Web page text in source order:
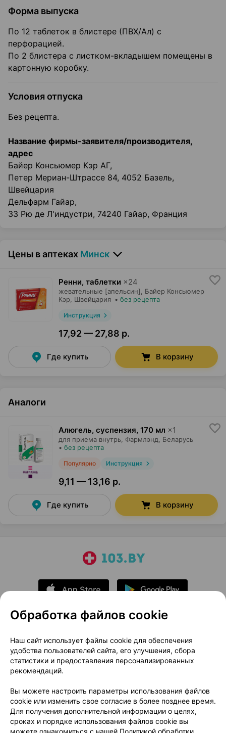
Форма выпуска
По 12 таблеток в блистере (ПВХ/Ал) с
перфорацией.
По 2 блистера с листком-вкладышем помещены в
картонную коробку.
Условия отпуска
Без рецепта.
Название фирмы-заявителя/производителя,
адрес
Байер Консьюмер Кэр АГ,
Петер Мериан-Штрассе 84, 4052 Базель,
Швейцария
Дельфарм Гайар,
33 Рю де Л'индустри, 74240 Гайар, Франция
Цены в аптеках Минск
Ренни, таблетки ×24
жевательные [апельсин], Байер Консьюмер
Кэр, Швейцария • без рецепта
Инструкция
17,92 — 27,88 р.
Где купить В корзину
Аналоги
Алюгель, суспензия, 170 мл ×1
для приема внутрь, Фармлэнд, Беларусь
• без рецепта
Популярно Инструкция
9,11 — 13,16 р.
Где купить В корзину
О проекте
Новости проекта
Размещение рекламы
Медицинский маркетинг
Публичный договор
Доставка
Способы оплаты
Вакансии
Партнеры
Написать руководителю 103.by
Написать в поддержку
Обработка файлов cookie
Наш сайт использует файлы cookie для обеспечения
удобства пользователей сайта, его улучшения, сбора
статистики и предоставления персонализированных
рекомендаций.
Вы можете настроить параметры использования файлов
cookie или изменить свое согласие в более позднее время.
Для получения дополнительной информации о целях,
сроках и порядке использования файлов cookie вы
можете ознакомиться с нашей Политикой обработки